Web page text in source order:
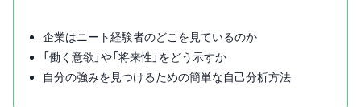
企業はニート経験者のどこを見ているのか
「働く意欲」や「将来性」をどう示すか
自分の強みを見つけるための簡単な自己分析方法